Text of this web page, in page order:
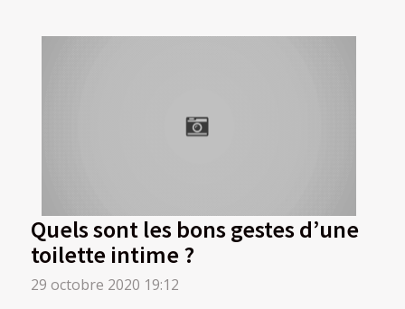
Quels sont les bons gestes d’une
toilette intime ?
29 octobre 2020 19:12